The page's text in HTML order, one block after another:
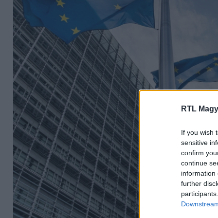
RTL
If you wish
sensitive
confirm
continue
information
further